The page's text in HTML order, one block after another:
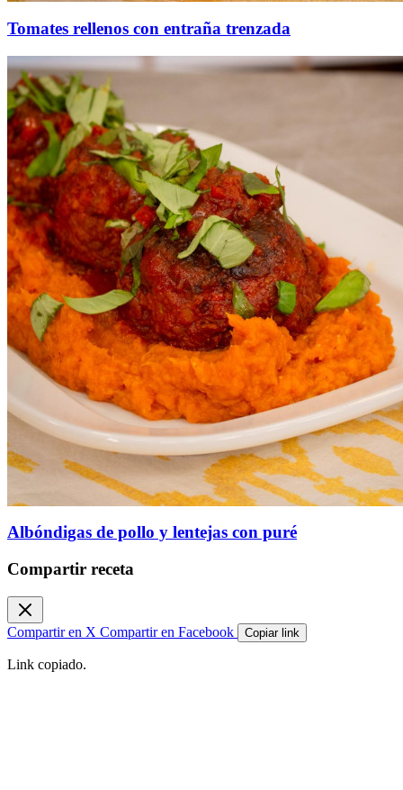
Tomates rellenos con entraña trenzada
Albóndigas de pollo y lentejas con puré
Compartir receta
Compartir en X Compartir en Facebook Copiar link
Link copiado.